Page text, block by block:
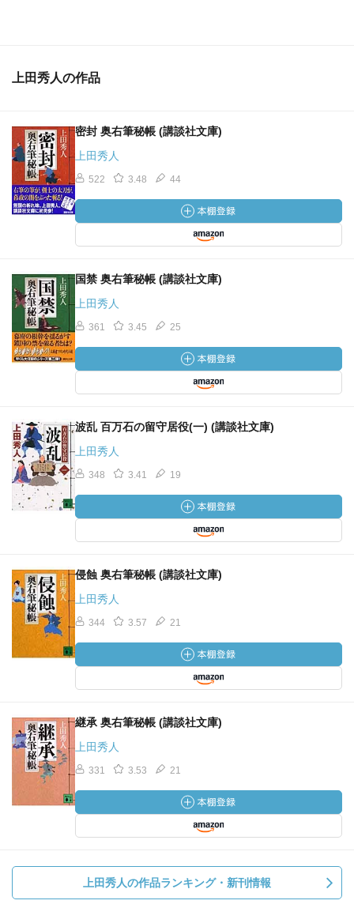
上田秀人の作品
密封 奥右筆秘帳 (講談社文庫)
上田秀人
522 3.48 44
国禁 奥右筆秘帳 (講談社文庫)
上田秀人
361 3.45 25
波乱 百万石の留守居役(一) (講談社文庫)
上田秀人
348 3.41 19
侵蝕 奥右筆秘帳 (講談社文庫)
上田秀人
344 3.57 21
継承 奥右筆秘帳 (講談社文庫)
上田秀人
331 3.53 21
上田秀人の作品ランキング・新刊情報